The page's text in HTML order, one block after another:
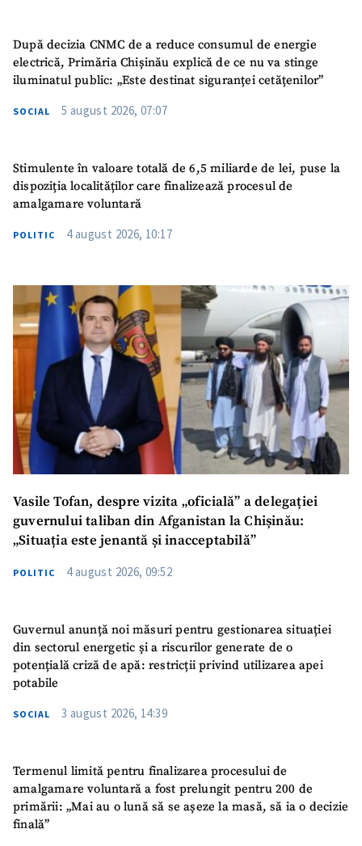
După decizia CNMC de a reduce consumul de energie
electrică, Primăria Chișinău explică de ce nu va stinge
iluminatul public: „Este destinat siguranței cetățenilor”
SOCIAL 5 august 2026, 07:07
Stimulente în valoare totală de 6,5 miliarde de lei, puse la
dispoziția localităților care finalizează procesul de
amalgamare voluntară
POLITIC 4 august 2026, 10:17
Vasile Tofan, despre vizita „oficială” a delegației
guvernului taliban din Afganistan la Chișinău:
„Situația este jenantă și inacceptabilă”
POLITIC 4 august 2026, 09:52
Guvernul anunță noi măsuri pentru gestionarea situației
din sectorul energetic și a riscurilor generate de o
potențială criză de apă: restricții privind utilizarea apei
potabile
SOCIAL 3 august 2026, 14:39
Termenul limită pentru finalizarea procesului de
amalgamare voluntară a fost prelungit pentru 200 de
primării: „Mai au o lună să se așeze la masă, să ia o decizie
finală”